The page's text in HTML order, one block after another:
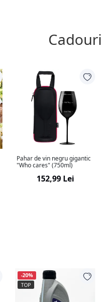
Pahar de vin negru gigantic
"Who cares" (750ml)
152,99 Lei
-20%
TOP